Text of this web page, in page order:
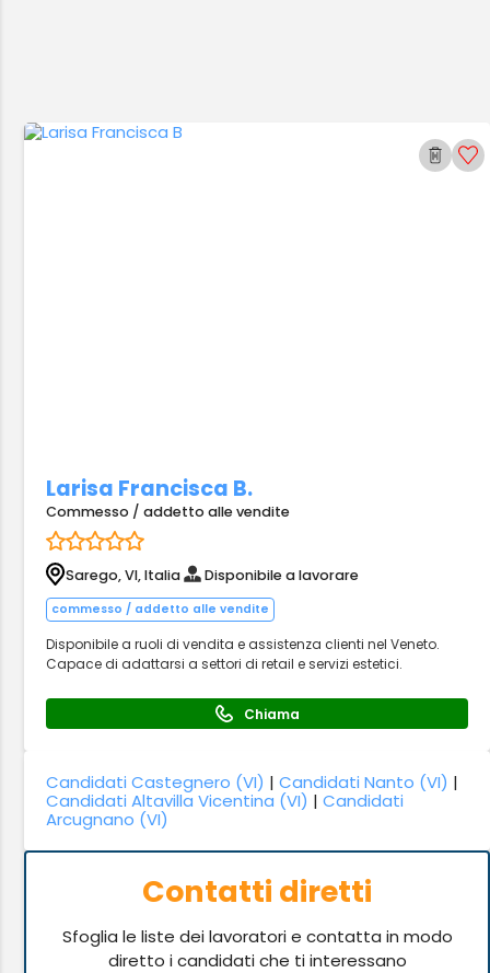
Larisa Francisca B.
Commesso / addetto alle vendite
Sarego, VI, Italia Disponibile a lavorare
commesso / addetto alle vendite
Disponibile a ruoli di vendita e assistenza clienti nel Veneto.
Capace di adattarsi a settori di retail e servizi estetici.
Chiama
Candidati Castegnero (VI) |Candidati Nanto (VI) |
Candidati Altavilla Vicentina (VI) |Candidati
Arcugnano (VI)
Contatti diretti
Sfoglia le liste dei lavoratori e contatta in modo
diretto i candidati che ti interessano